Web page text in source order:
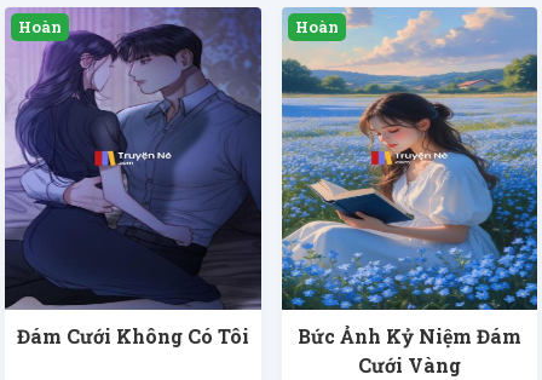
Đám Cưới Không Có Tôi
Bức Ảnh Kỷ Niệm Đám
Cưới Vàng